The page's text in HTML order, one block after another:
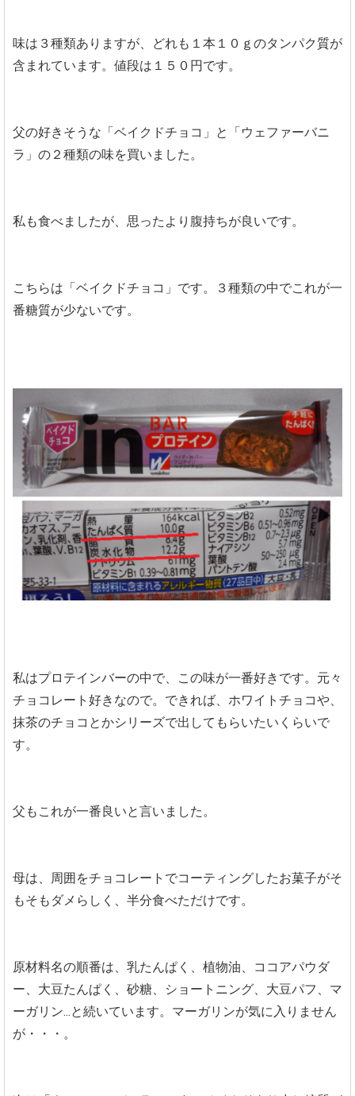
味は３種類ありますが、どれも１本１０ｇのタンパク質が
含まれています。値段は１５０円です。
父の好きそうな「ベイクドチョコ」と「ウェファーバニ
ラ」の２種類の味を買いました。
私も食べましたが、思ったより腹持ちが良いです。
こちらは「ベイクドチョコ」です。３種類の中でこれが一
番糖質が少ないです。
私はプロテインバーの中で、この味が一番好きです。元々
チョコレート好きなので。できれば、ホワイトチョコや、
抹茶のチョコとかシリーズで出してもらいたいくらいで
す。
父もこれが一番良いと言いました。
母は、周囲をチョコレートでコーティングしたお菓子がそ
もそもダメらしく、半分食べただけです。
原材料名の順番は、乳たんぱく、植物油、ココアパウダ
ー、大豆たんぱく、砂糖、ショートニング、大豆パフ、マ
ーガリン...と続いています。マーガリンが気に入りません
が・・・。